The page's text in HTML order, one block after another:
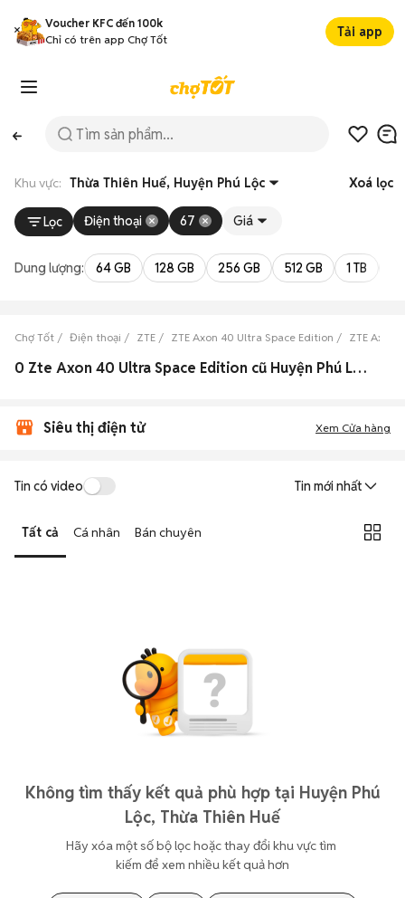
Voucher KFC đến 100k
Chỉ có trên app Chợ Tốt
Tải app
Khu vực: Thừa Thiên Huế, Huyện Phú Lộc Xoá lọc
Lọc Điện thoại 67 Giá
Dung lượng: 64 GB 128 GB 256 GB 512 GB 1 TB
Chợ Tốt Điện thoại ZTE ZTE Axon 40 Ultra Space Edition ZTE Axon
0 Zte Axon 40 Ultra Space Edition cũ Huyện Phú Lộc, Thừa Thiên Huế đẹp
Siêu thị điện tử Xem Cửa hàng
Tin có video Tin mới nhất
Tất cả Cá nhân Bán chuyên
Không tìm thấy kết quả phù hợp tại Huyện Phú
Lộc, Thừa Thiên Huế
Hãy xóa một số bộ lọc hoặc thay đổi khu vực tìm
kiếm để xem nhiều kết quả hơn